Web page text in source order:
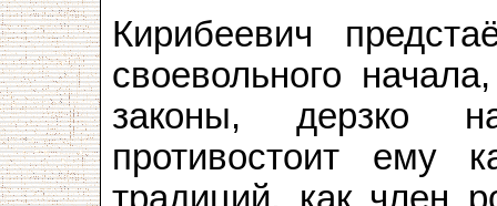
Кирибеевич
своевольного
законы, дерзко
противостоит ему